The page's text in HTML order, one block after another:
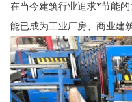
在当今建筑行业追求*节能
能已成为工业厂房、商业建